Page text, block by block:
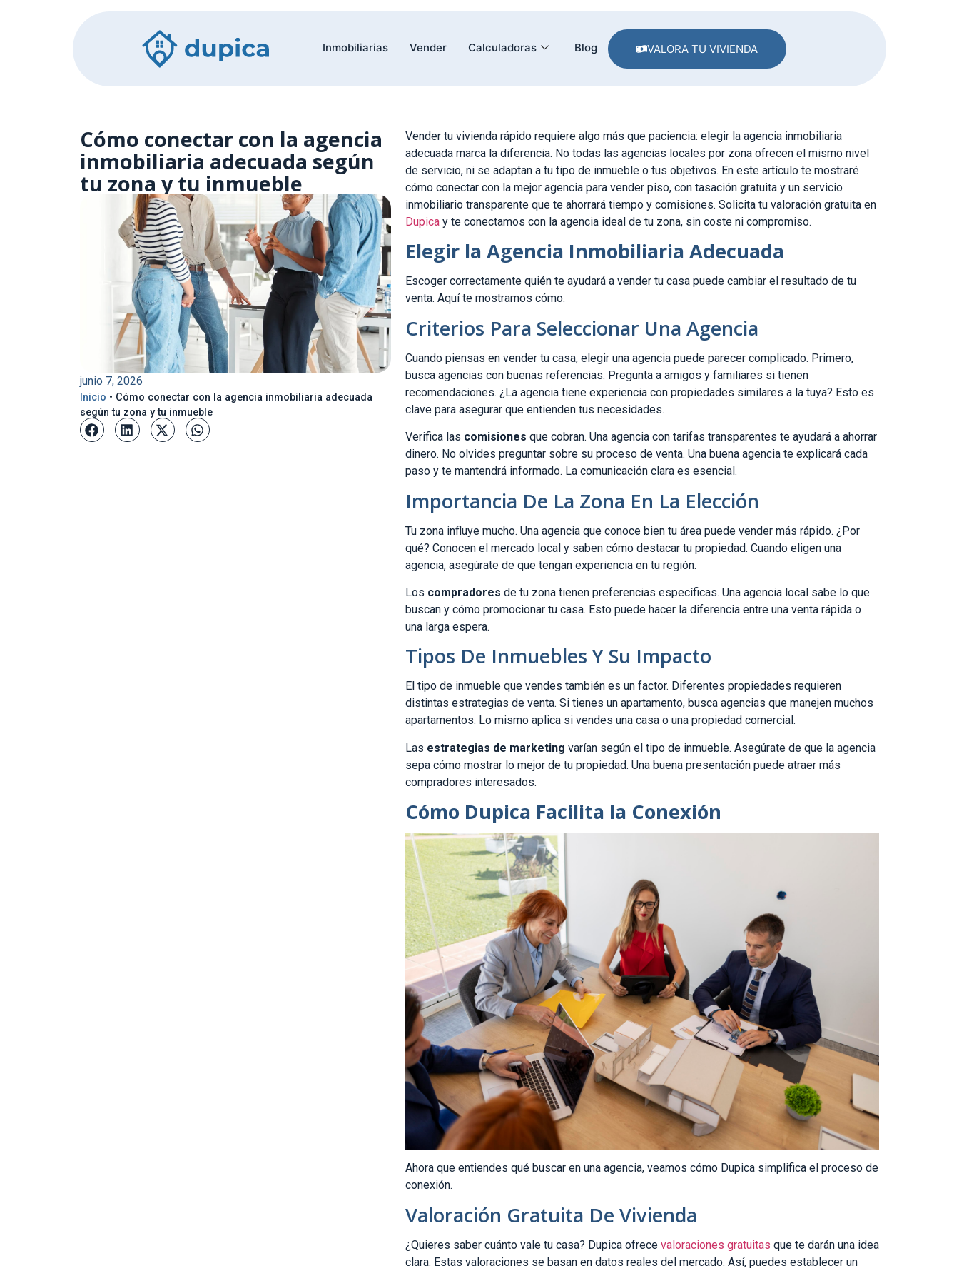
Inmobiliarias Vender Calculadoras Blog VALORA TU VIVIENDA
Cómo conectar con la agencia
inmobiliaria adecuada según
tu zona y tu inmueble
junio 7, 2026
Inicio • Cómo conectar con la agencia inmobiliaria adecuada
según tu zona y tu inmueble
Vender tu vivienda rápido requiere algo más que paciencia: elegir la agencia inmobiliaria
adecuada marca la diferencia. No todas las agencias locales por zona ofrecen el mismo nivel
de servicio, ni se adaptan a tu tipo de inmueble o tus objetivos. En este artículo te mostraré
cómo conectar con la mejor agencia para vender piso, con tasación gratuita y un servicio
inmobiliario transparente que te ahorrará tiempo y comisiones. Solicita tu valoración gratuita en
Dupica y te conectamos con la agencia ideal de tu zona, sin coste ni compromiso.
Elegir la Agencia Inmobiliaria Adecuada
Escoger correctamente quién te ayudará a vender tu casa puede cambiar el resultado de tu
venta. Aquí te mostramos cómo.
Criterios Para Seleccionar Una Agencia
Cuando piensas en vender tu casa, elegir una agencia puede parecer complicado. Primero,
busca agencias con buenas referencias. Pregunta a amigos y familiares si tienen
recomendaciones. ¿La agencia tiene experiencia con propiedades similares a la tuya? Esto es
clave para asegurar que entienden tus necesidades.
Verifica las comisiones que cobran. Una agencia con tarifas transparentes te ayudará a ahorrar
dinero. No olvides preguntar sobre su proceso de venta. Una buena agencia te explicará cada
paso y te mantendrá informado. La comunicación clara es esencial.
Importancia De La Zona En La Elección
Tu zona influye mucho. Una agencia que conoce bien tu área puede vender más rápido. ¿Por
qué? Conocen el mercado local y saben cómo destacar tu propiedad. Cuando eligen una
agencia, asegúrate de que tengan experiencia en tu región.
Los compradores de tu zona tienen preferencias específicas. Una agencia local sabe lo que
buscan y cómo promocionar tu casa. Esto puede hacer la diferencia entre una venta rápida o
una larga espera.
Tipos De Inmuebles Y Su Impacto
El tipo de inmueble que vendes también es un factor. Diferentes propiedades requieren
distintas estrategias de venta. Si tienes un apartamento, busca agencias que manejen muchos
apartamentos. Lo mismo aplica si vendes una casa o una propiedad comercial.
Las estrategias de marketing varían según el tipo de inmueble. Asegúrate de que la agencia
sepa cómo mostrar lo mejor de tu propiedad. Una buena presentación puede atraer más
compradores interesados.
Cómo Dupica Facilita la Conexión
Ahora que entiendes qué buscar en una agencia, veamos cómo Dupica simplifica el proceso de
conexión.
Valoración Gratuita De Vivienda
¿Quieres saber cuánto vale tu casa? Dupica ofrece valoraciones gratuitas que te darán una idea
clara. Estas valoraciones se basan en datos reales del mercado. Así, puedes establecer un